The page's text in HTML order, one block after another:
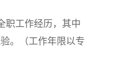
职工作经历，其中
。（工作年限以专